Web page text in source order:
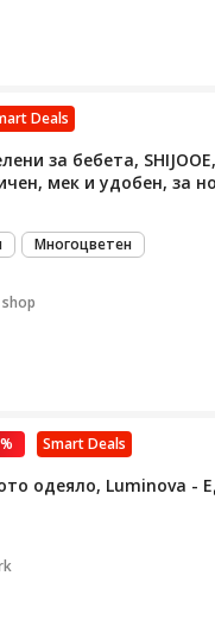
Deals
за бебета,
мек и удобен, за
Многоцветен
Smart Deals
одеяло, Luminova -